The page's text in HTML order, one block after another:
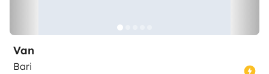
Van
Bari